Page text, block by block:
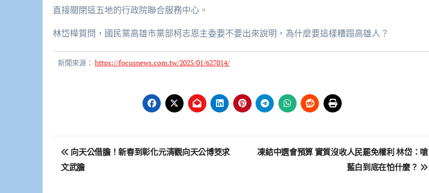
直接關閉這五地的行政院聯合服務中心。
林岱樺質問，國民黨高雄市黨部柯志恩主委要不要出來說明，為什麼要這樣糟蹋高雄人？
新聞來源： https://focusnews.com.tw/2025/01/627014/
文
章
向天公借膽！新春到彰化元清觀向天公博筊求
文武膽
凍結中選會預算 實質沒收人民罷免權利 林岱：嗆
藍白到底在怕什麼？